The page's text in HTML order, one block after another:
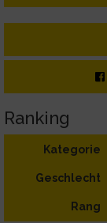
Ranking
Kategorie
Geschlecht
Rang